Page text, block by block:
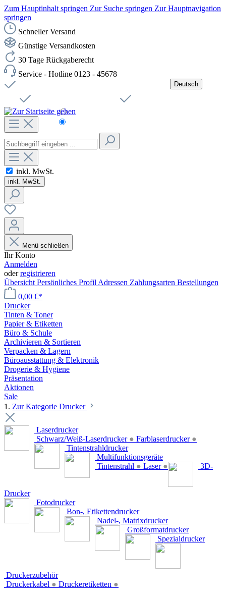
Zum Hauptinhalt springen Zur Suche springen Zur Hauptnavigation
springen
Schneller Versand
Günstige Versandkosten
30 Tage Rückgaberecht
Service - Hotline 0123 - 45678
Deutsch
Čeština
inkl. MwSt.
inkl. MwSt.
Menü schließen
Ihr Konto
Anmelden
oderregistrieren
Übersicht Persönliches Profil Adressen Zahlungsarten Bestellungen
0,00 €*
Drucker
Tinten & Toner
Papier & Etiketten
Büro & Schule
Archivieren & Sortieren
Verpacken & Lagern
Büroausstattung & Elektronik
Drogerie & Hygiene
Präsentation
Aktionen
Sale
1. Zur Kategorie Drucker
Laserdrucker
Schwarz/Weiß-Laserdrucker ● Farblaserdrucker ●
Tintenstrahldrucker
Multifunktionsgeräte
Tintenstrahl ● Laser ● 3D-
Drucker
Fotodrucker
Bon-, Etikettendrucker
Nadel-, Matrixdrucker
Großformatdrucker
Spezialdrucker
Druckerzubehör
Druckerkabel ● Druckeretiketten ●